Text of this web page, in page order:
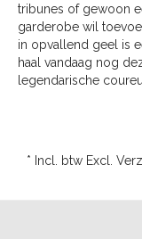
tribunes of gewoon
garderobe wil
in opvallend geel is
haal vandaag nog
legendarische
* Incl. btw Excl.